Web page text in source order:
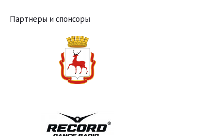
Партнеры и спонсоры